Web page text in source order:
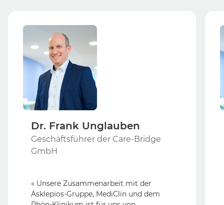
Dr. Frank Unglauben
Geschäftsführer der Care-Bridge
GmbH
« Unsere Zusammenarbeit mit der
Asklepios-Gruppe, MediClin und dem